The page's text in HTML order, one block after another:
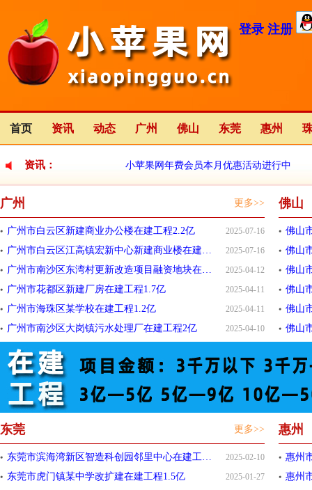
登录 注册
首页 资讯 动态 广州 佛山 东莞 惠州
资讯： 小苹果网年费会员本月优惠活动进行中
2023-01-12
更多>>
广州
2025-07-16
广州市白云区新建商业办公楼在建工程2.2亿
2025-07-16
广州市白云区江高镇宏新中心新建商业楼在建工程9200万元
2025-04-12
广州市南沙区东湾村更新改造项目融资地块在建项目合同价格500
2025-04-11
广州市花都区新建厂房在建工程1.7亿
2025-04-11
广州市海珠区某学校在建工程1.2亿
2025-04-10
广州市南沙区大岗镇污水处理厂在建工程2亿
佛山
佛山
佛山
佛山
更多>>
东莞
2025-02-10
东莞市滨海湾新区智造科创园邻里中心在建工程4.8亿
2025-01-27
东莞市虎门镇某中学改扩建在建工程1.5亿
惠州
惠州
惠州